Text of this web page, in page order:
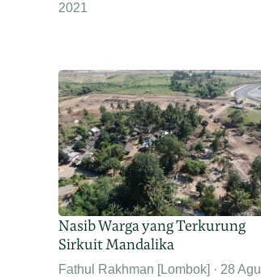
2021
Nasib Warga yang Terkurung
Sirkuit Mandalika
Fathul Rakhman [Lombok]
28 Agu